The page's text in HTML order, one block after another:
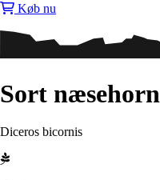
Køb nu
Sort næsehorn
Diceros bicornis